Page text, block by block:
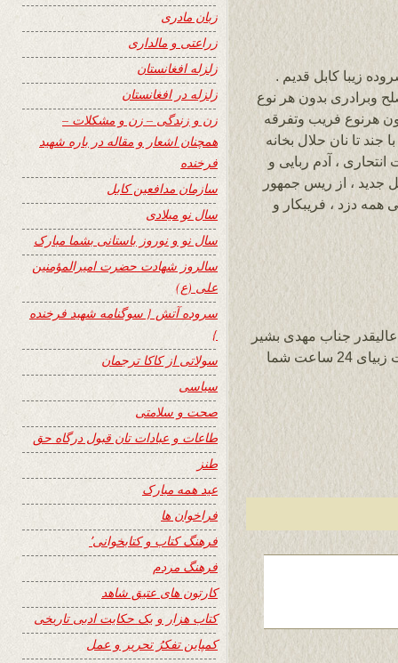
زیبا کابل قدیم .
وبرادری بدون هر نوع
هرنوع فریب وتفرقه
تا نان حلال بخانه
، آدم ربایی و
جدید ، از ریس جمهور
دزد ، فریبکار و
جناب مهدی بشیر
و سپاس ویژه بخاطر نشر این سروده در سایت زبیای 24 ساعت شما
زبان مادری
زراعتی و مالداری
زلزله افغانستان
زلزله در افغانستان
زن و زندگی – زن و مشکلات –
همچنان اشعار و مقاله در باره شهید
فرخنده
سازمان مدافعین کابل
سال نو میلادی
سال نو و نوروز باستانی بشما مبارک
سالروز شهادت حضرت امیرالمؤمنین
علی (ع)
سروده آتش { سوگنامه شهید فرخنده
}
سولاتی از کاکا ترجمان
سیاسی
صحت و سلامتی
طاعات و عبادات تان قبول درگاه حق
طنز
عید همه مبارک
فراخوان ها
فرهنگ کتاب و کتابخوانی٬
فرهنگ مردم
کارتون های عتیق شاهد
کتاب هزار و یک حکایت ادبی تاریخی
کمپاین تفکرُ تحریر و عمل